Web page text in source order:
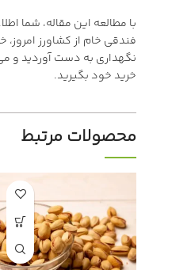
با مطالعه این مقاله، شما
فندقی خام از کشاورز امروز،
نگهداری به دست آوردید و
خرید خود بگیرید.
محصولات مرتبط